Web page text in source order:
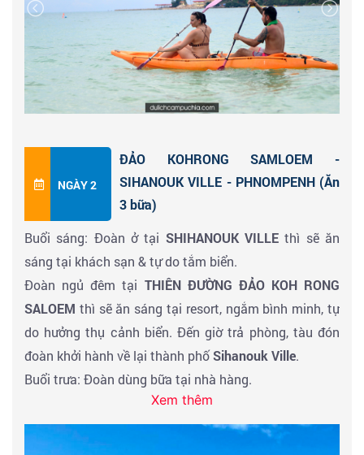
XUẤT CẢNH VIỆT NAM và làm thủ tụcNHẬP CẢNHDU
LỊCH CAMPUCHIA
(cửa khẩu Vip nhanh gọn không
phải xếp hàng). Sau đó khởi hành điPHNOMPENH.
Buổi trưa: đoàn dùng bữa trưa tại nhà hàng và khởi
hành đến thành phố biểnSIHANOUK VILLE - được đặt
Sihanouk.
Quý khách sẽ được trải nghiệm đường cao tốc đầu
tiên kết nối thủ đôPhnom Penh
Preah Sihanouk
xe/mở ra tuyến du lịch đến Thiên Đường biển đảo
Sihanouktuyệt vời.
Đến SIHANOUK VILLE – NƠI ĐƯỢC VÍ NHƯ
“MALDIVES CỦA RIÊNG CAMPUCHIA”đoàn :
- Tham quan và chiêm ngưỡngTOÀN CẢNH THÀNH
PHỐ
- Chụp hình tạiQUẢNG TRƯỜNG TƯỢNG SƯ TỬ
- ĐI CHỢ MUA SẮM HẢI SẢN
- TỰ DO TẮM BIỂN theo sở thích tại các bãi biển đẹp
NGÀY 2
ĐẢO KOHRONG SAMLOEM -
SIHANOUK VILLE - PHNOMPENH (Ăn
3 bữa)
Buổi sáng: Đoàn ở tại SHIHANOUK VILLE thì sẽ ăn
sáng tại khách sạn & tự do tắm biển.
Đoàn ngủ đêm tại THIÊN ĐƯỜNG ĐẢO KOH RONG
SALOEM thì sẽ ăn sáng tại resort, ngắm bình minh, tự
do hưởng thụ cảnh biển. Đến giờ trả phòng, tàu đón
đoàn khởi hành về lại thành phốSihanouk Ville.
Buổi trưa: Đoàn dùng bữa tại nhà hàng.
Buổi chiều: Đến giờ khởi hành về
PHNOMPENHăn tối tại nhà hàng & nhận phòng khách
sạn nghỉ ngơi, tư do khám phá Phnompenh về đêm với
Xem thêm